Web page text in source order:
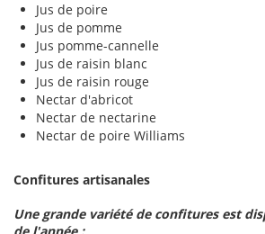
Jus de poire
Jus de pomme
Jus pomme-cannelle
Jus de raisin blanc
Jus de raisin rouge
Nectar d'abricot
Nectar de nectarine
Nectar de poire Williams
Confitures artisanales
Une grande variété de confitures est